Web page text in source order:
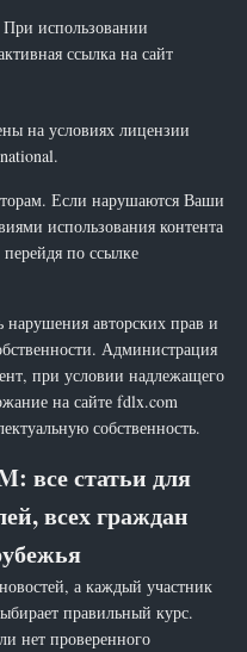
При использовании
ссылка на сайт
на условиях лицензии
Если нарушаются Ваши
использования контента
по ссылке
нарушения авторских прав и
Администрация
при условии надлежащего
на сайте fdlx.com
собственность.
все статьи для
всех граждан
а каждый участник
правильный курс.
нет проверенного